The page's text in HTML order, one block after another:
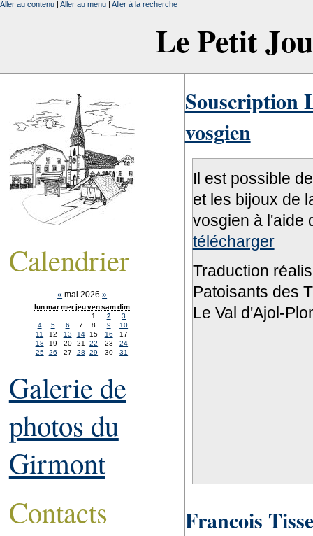
Le Petit
Aller au contenu | Aller au menu | Aller à la recherche
Souscription
vosgien
Il est possible
et les bijoux de
vosgien à l'aide
télécharger
Traduction
Patoisants des
Le Val d'Ajol-
Francois
Calendrier
« mai 2026»
lunmarmerjeuvensamdim
1
2
3
4
5 6 7 8 9
10
11
12 13 14 15 16
17
18
19 20 21 22 23
24
25
26 27 28 29 30 31
Galerie de
photos du
Girmont
Contacts